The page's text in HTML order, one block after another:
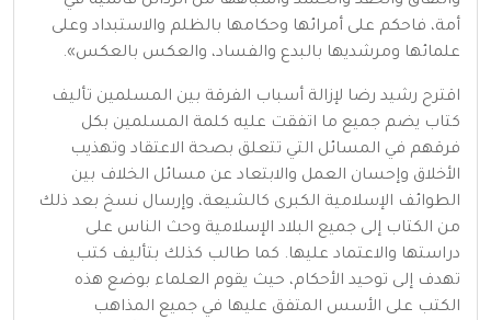
أمة، فاحكم على أمرائها وحكامها بالظلم والاستبداد وعلى
علمائها ومرشديها بالبدع والفساد، والعكس بالعكس».
اقترح رشيد رضا لإزالة أسباب الفرقة بين المسلمين تأليف
كتاب يضم جميع ما اتفقت عليه كلمة المسلمين بكل
فرقهم في المسائل التي تتعلق بصحة الاعتقاد وتهذيب
الأخلاق وإحسان العمل والابتعاد عن مسائل الخلاف بين
الطوائف الإسلامية الكبرى كالشيعة، وإرسال نسخ بعد ذلك
من الكتاب إلى جميع البلاد الإسلامية وحث الناس على
دراستها والاعتماد عليها. كما طالب كذلك بتأليف كتب
تهدف إلى توحيد الأحكام، حيث يقوم العلماء بوضع هذه
الكتب على الأسس المتفق عليها في جميع المذاهب